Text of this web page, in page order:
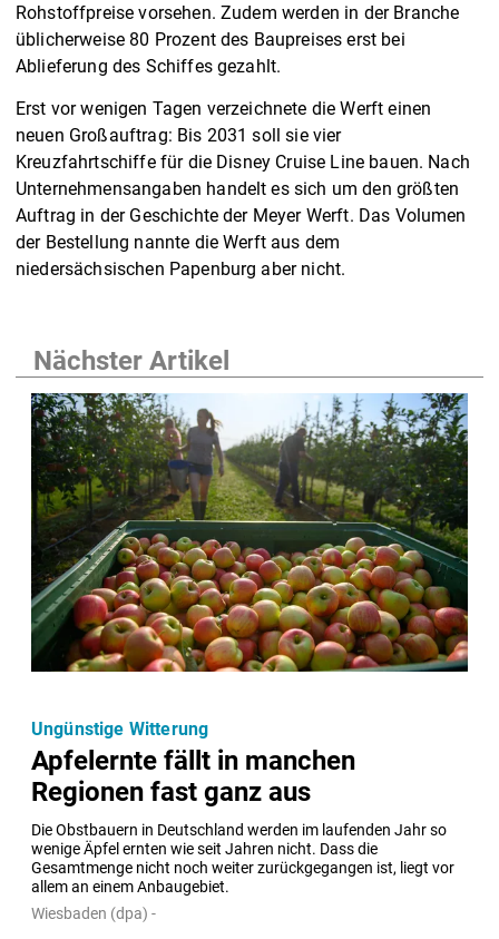
Rohstoffpreise vorsehen. Zudem werden in der Branche
üblicherweise 80 Prozent des Baupreises erst bei
Ablieferung des Schiffes gezahlt.
Erst vor wenigen Tagen verzeichnete die Werft einen
neuen Großauftrag: Bis 2031 soll sie vier
Kreuzfahrtschiffe für die Disney Cruise Line bauen. Nach
Unternehmensangaben handelt es sich um den größten
Auftrag in der Geschichte der Meyer Werft. Das Volumen
der Bestellung nannte die Werft aus dem
niedersächsischen Papenburg aber nicht.
Nächster Artikel
Apfelernte fällt in manchen
Regionen fast ganz aus
Die Obstbauern in Deutschland werden im laufenden Jahr so
wenige Äpfel ernten wie seit Jahren nicht. Dass die
Gesamtmenge nicht noch weiter zurückgegangen ist, liegt vor
allem an einem Anbaugebiet.
Ungünstige Witterung
Wiesbaden (dpa) -